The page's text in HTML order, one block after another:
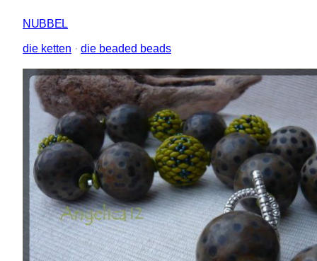
NUBBEL
die ketten · die beaded beads